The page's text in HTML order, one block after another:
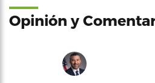
Opinión y